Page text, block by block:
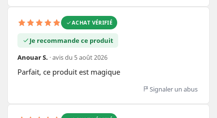
ACHAT VÉRIFIÉ
Je recommande ce produit
Anouar S. · avis du 5 août 2026
Parfait, ce produit est magique
Signaler un abus